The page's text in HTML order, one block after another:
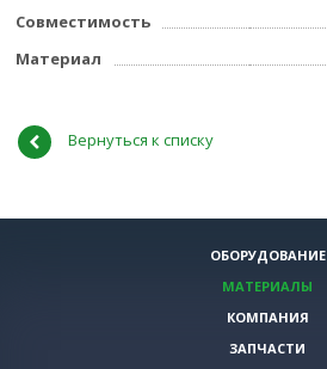
Совместимость
Материал
Вернуться к списку
ОБОРУДОВАНИЕ
МАТЕРИАЛЫ
КОМПАНИЯ
ЗАПЧАСТИ